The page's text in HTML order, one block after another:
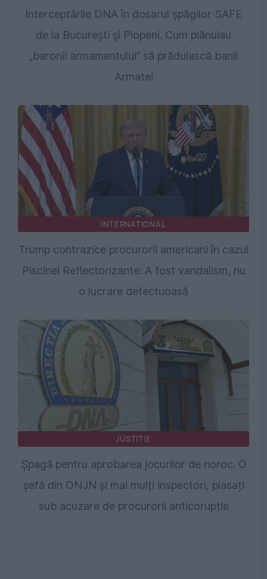
Interceptările DNA în dosarul șpăgilor SAFE
de la București și Plopeni. Cum plănuiau
„baronii armamentului” să prăduiască banii
Armatei
INTERNATIONAL
Trump contrazice procurorii americani în cazul
Piscinei Reflectorizante: A fost vandalism, nu
o lucrare defectuoasă
JUSTITIE
Șpagă pentru aprobarea jocurilor de noroc. O
șefă din ONJN și mai mulți inspectori, plasați
sub acuzare de procurorii anticorupție